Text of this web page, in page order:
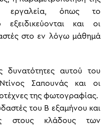
εργαλεία, όπως το
και οι
στο εν λόγω μάθημά
δυνατότητες αυτού του
Σαπουνάς και οι
της φωτογραφίας.
του Β εξαμήνου και
στους κλάδους των